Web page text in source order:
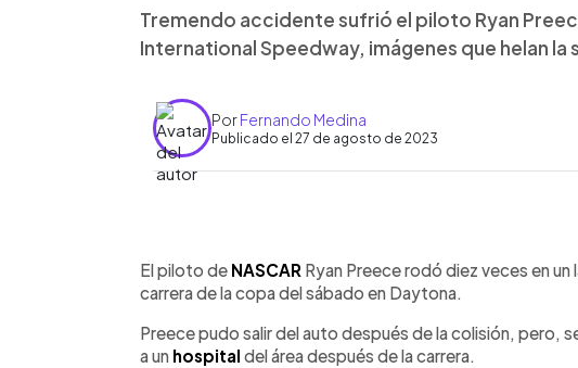
Tremendo accidente sufrió el piloto Ryan
International Speedway, imágenes que helan la
PorFernando Medina
Publicado el 27 de agosto de 2023
► Escuchar artículo
El piloto de NASCAR Ryan Preece rodó diez veces en
carrera de la copa del sábado en Daytona.
Preece pudo salir del auto después de la colisión, pero,
a un hospital del área después de la carrera.